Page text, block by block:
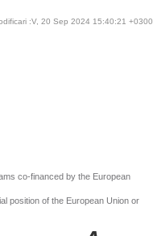
:V, 20 Sep 2024 15:40:21 +0300
co-financed by the European
position of the European Union or